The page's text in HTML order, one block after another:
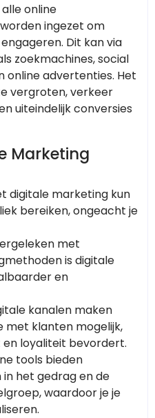
online
ingezet om
Dit kan via
zoekmachines, social
online advertenties. Het
vergroten, verkeer
uiteindelijk conversies
Marketing
digitale marketing kun
bereiken, ongeacht je
met
is digitale
en
kanalen maken
klanten mogelijk,
loyaliteit bevordert.
tools bieden
het gedrag en de
waardoor je je